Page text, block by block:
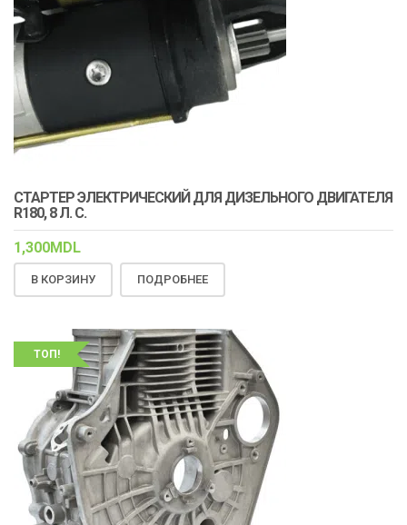
СТАРТЕР ЭЛЕКТРИЧЕСКИЙ ДЛЯ ДИЗЕЛЬНОГО ДВИГАТЕЛЯ
R180, 8 Л. С.
1,300MDL
В КОРЗИНУ ПОДРОБНЕЕ
ТОП!